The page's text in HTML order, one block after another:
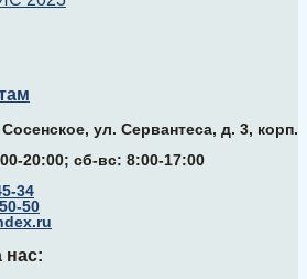
ул. Сервантеса, д. 3, корп.
20:00; сб-вс: 8:00-17:00
34
50
нас: